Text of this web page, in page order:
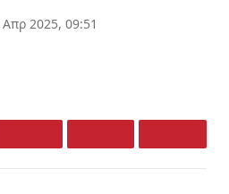
Απρ 2025, 09:51
LinkedIn Email